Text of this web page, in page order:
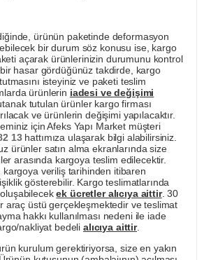
ürünün paketinde deformasyon
bir durum söz konusu ise, kargo
açarak ürünlerinizin durumunu kontrol
hasar gördüğünüz takdirde, kargo
isteyiniz ve paketi teslim
ürünlerin iadesi ve değişimi
tutulan ürünler kargo firması
ve ürünlerin değişimi yapılacaktır.
için Afeks Yapı Market müşteri
13hattımıza ulaşarak bilgi alabilirsiniz.
ürünler satın alma ekranlarında size
arasında kargoya teslim edilecektir.
veriliş tarihinden itibaren
gösterebilir. Kargo teslimatlarında
ek ücretler alıcıya aittir. 30
araç üstü gerçekleşmektedir ve teslimat
hakkı kullanılması nedeni ile iade
nakliyat bedeli alıcıya aittir.
kurulum gerektiriyorsa, size en yakın